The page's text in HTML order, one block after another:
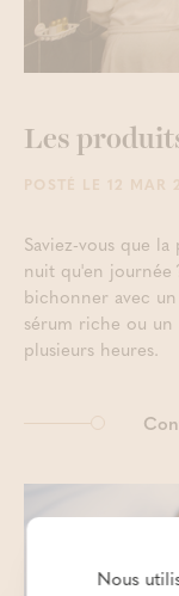
Les
POSTÉ LE 12 MAR
Saviez-vous que
nuit qu'en
bichonner avec
sérum riche ou un
plusieurs heures.
Nous